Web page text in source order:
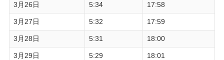
3月26日 5:34 17:58
3月27日 5:32 17:59
3月28日 5:31 18:00
3月29日 5:29 18:01